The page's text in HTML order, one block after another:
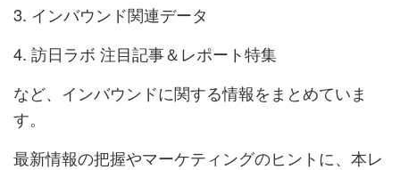
インバウンド関連データ
訪日ラボ 注目記事＆レポート特集
など、インバウンドに関する情報をまとめていま
す。
最新情報の把握やマーケティングのヒントに、本レ